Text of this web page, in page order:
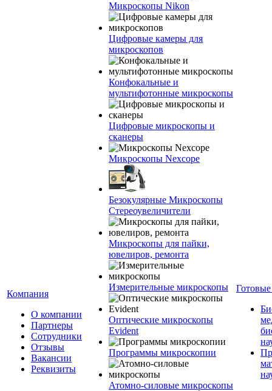
Компания
О компании
Партнеры
Сотрудники
Отзывы
Вакансии
Реквизиты
Микроскопы Nikon
Цифровые камеры для
микроскопов
Конфокальные и
мультифотонные микроскопы
Цифровые микроскопы и
сканеры
Микроскопы Nexcope
Безокулярные Микроскопы
Стереоувеличители
Микроскопы для пайки,
ювелиров, ремонта
Измерительные микроскопы
Оптические микроскопы
Evident
Программы микроскопии
Атомно-силовые микроскопы